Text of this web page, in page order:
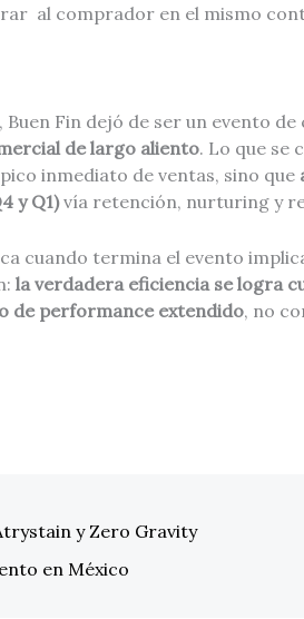
al comprador en el mismo
Buen Fin dejó de ser un evento
de largo aliento. Lo que se
inmediato de ventas, sino que
y Q1)vía retención, nurturing y
cuando termina el evento
la verdadera eficiencia se logra
de performance extendido, no
y Zero Gravity
en México